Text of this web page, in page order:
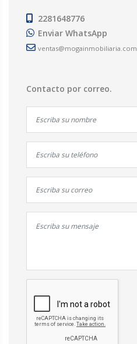
2281648776
Enviar WhatsApp
ventas@mogainmobiliaria.com
Contacto por correo.